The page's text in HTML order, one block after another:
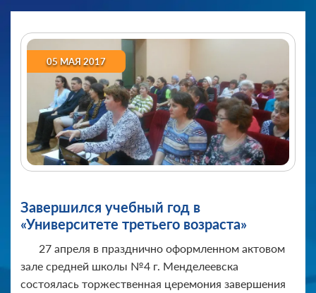
05 МАЯ 2017
Завершился учебный год в
«Университете третьего возраста»
27 апреля в празднично оформленном актовом
зале средней школы №4 г. Менделеевска
состоялась торжественная церемония завершения